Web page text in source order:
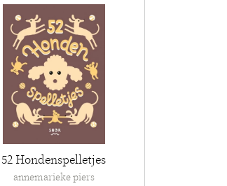
52 Hondenspelletjes
annemarieke piers